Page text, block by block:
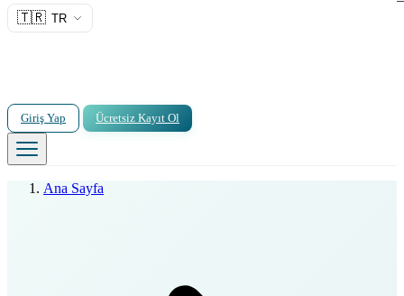
🇹🇷 TR
Giriş Yap Ücretsiz Kayıt Ol
Ana Sayfa